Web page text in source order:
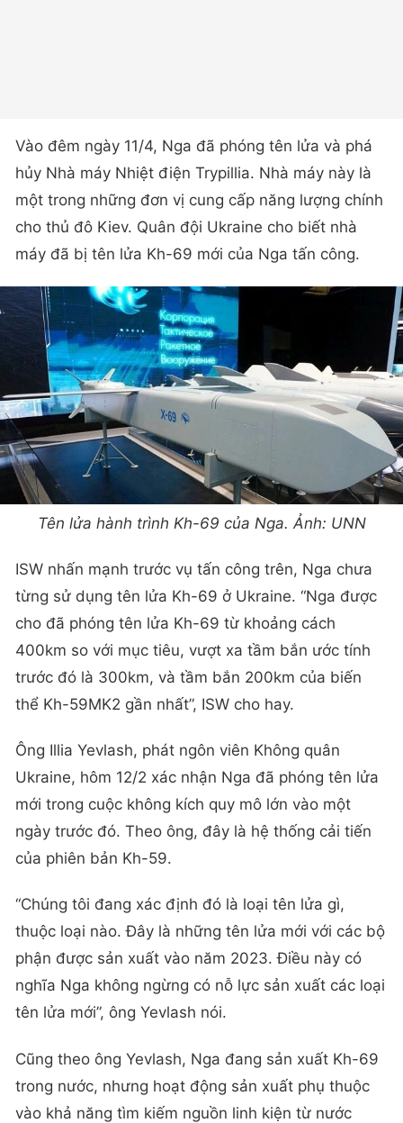
Vào đêm ngày 11/4, Nga đã phóng tên lửa và phá
hủy Nhà máy Nhiệt điện Trypillia. Nhà máy này là
một trong những đơn vị cung cấp năng lượng chính
cho thủ đô Kiev. Quân đội Ukraine cho biết nhà
máy đã bị tên lửa Kh-69 mới của Nga tấn công.
Tên lửa hành trình Kh-69 của Nga. Ảnh: UNN
ISW nhấn mạnh trước vụ tấn công trên, Nga chưa
từng sử dụng tên lửa Kh-69 ở Ukraine. “Nga được
cho đã phóng tên lửa Kh-69 từ khoảng cách
400km so với mục tiêu, vượt xa tầm bắn ước tính
trước đó là 300km, và tầm bắn 200km của biến
thể Kh-59MK2 gần nhất”, ISW cho hay.
Ông Illia Yevlash, phát ngôn viên Không quân
Ukraine, hôm 12/2 xác nhận Nga đã phóng tên lửa
mới trong cuộc không kích quy mô lớn vào một
ngày trước đó. Theo ông, đây là hệ thống cải tiến
của phiên bản Kh-59.
“Chúng tôi đang xác định đó là loại tên lửa gì,
thuộc loại nào. Đây là những tên lửa mới với các bộ
phận được sản xuất vào năm 2023. Điều này có
nghĩa Nga không ngừng có nỗ lực sản xuất các loại
tên lửa mới”, ông Yevlash nói.
Cũng theo ông Yevlash, Nga đang sản xuất Kh-69
trong nước, nhưng hoạt động sản xuất phụ thuộc
vào khả năng tìm kiếm nguồn linh kiện từ nước